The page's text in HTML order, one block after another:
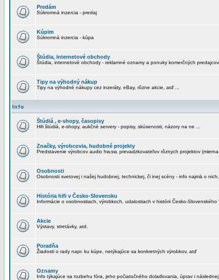
Predám
Súkromná inzercia - predaj
Kúpim
Súkromná inzercia - kúpa
Štúdia, internetové obchody
Štúdia, internetové obchody - reklamné oznamy a ponuky komerčných predajcov
Tipy na výhodný nákup
Tipy na výhodné nákupy cez inzeráty, eBay, rôzne akcie, atď ...
Info
Štúdiá , e-shopy, časopisy
Hifi štúdiá, e-shopy, aukčné servery - popisy, skúsenosti, názory na ne ...
Značky, výrobcovia, hudobné projekty
Predstavenie výrobcov audio hw,sw, prevadzkovateľov rôznych projektov
Osobnosti
Osobnosti svetovej i našej hudobnej, technickej, či inej scény - info najmä o
História hifi v Česko-Slovensku
Informácie o osobnostiach, výrobkoch, udalostiach v histórii Česko-Slovenského
Akcie
Výstavy, stretávky, atd.
Poradňa
Žiadosti o rady napr. ku kúpe, netýkajúce sa konkretných výrobkov, atď
Oznamy
Info týkajúce sa rozbehu fóra, jeho počiatočného dolaďovania, úprav i